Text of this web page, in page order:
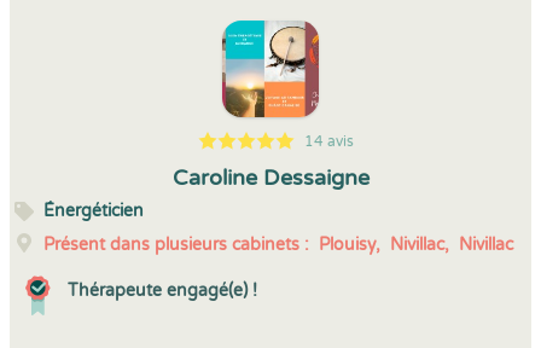
5
1
5
14 14 avis
Caroline Dessaigne
Énergéticien
Présent dans plusieurs cabinets : Plouisy, Nivillac, Nivillac
Thérapeute engagé(e) !